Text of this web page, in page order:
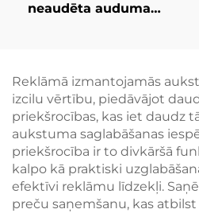
neaudēta auduma
preces B2B tirgum
Reklāmā izmantojamās
izcilu vērtību, piedāvājot
priekšrocības, kas iet daudz
aukstuma saglabāšanas
priekšrocība ir to divkāršā
kalpo kā praktiski
efektīvi reklāmu līdzekļi.
preču saņemšanu, kas